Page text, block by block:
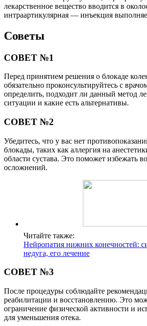
лекарственное вещество вводится в
интраартикулярная — инъекция
Советы
СОВЕТ №1
Перед принятием решения о блокаде
обязательно проконсультируйтесь с
определить, подходит ли данный метод
ситуации и какие есть альтернативы.
СОВЕТ №2
Убедитесь, что у вас нет
блокады, таких как аллергия на
области сустава. Это поможет избежать
осложнений.
Читайте также:
Нейропатия нижних конечностей:
недуга, его лечение
СОВЕТ №3
После процедуры соблюдайте
реабилитации и восстановлению. Это
ограничение физической активности и
для уменьшения отека.